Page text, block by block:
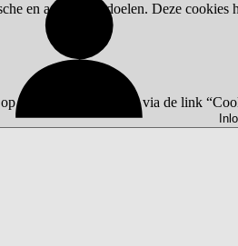
en advertentiedoelen. Deze cookies
elk moment wijzigen via de link